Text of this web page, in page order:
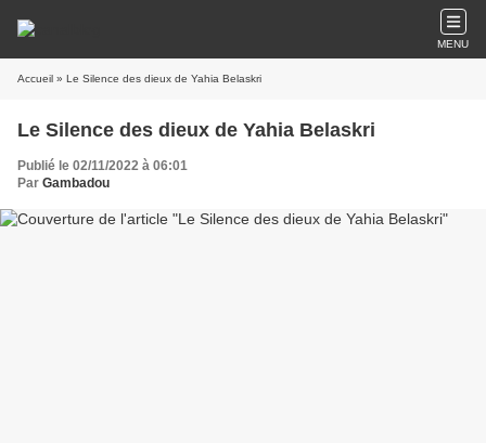
MENU
Accueil » Le Silence des dieux de Yahia Belaskri
Le Silence des dieux de Yahia Belaskri
Publié le 02/11/2022 à 06:01
Par Gambadou